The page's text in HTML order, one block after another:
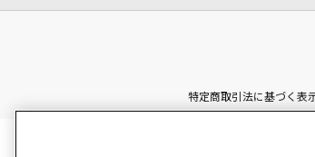
特定商取引法に基づく表